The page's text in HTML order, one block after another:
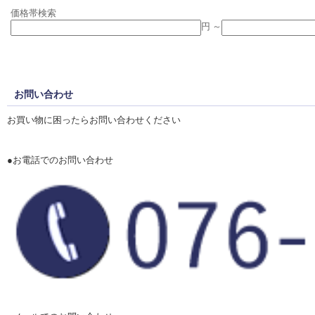
価格帯検索
円 ～
お問い合わせ
お買い物に困ったらお問い合わせください
●お電話でのお問い合わせ